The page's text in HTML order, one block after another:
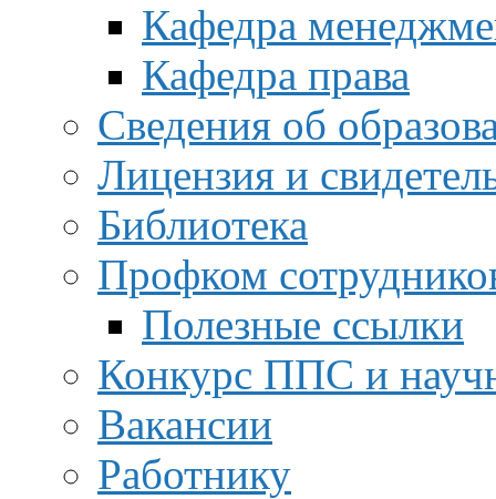
Кафедра
Кафедра права
Сведения об
Лицензия и
Библиотека
Профком
Полезные ссылки
Конкурс ППС и
Вакансии
Работнику